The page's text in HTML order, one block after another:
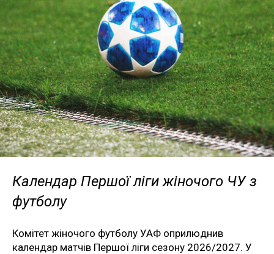
Календар Першої ліги жіночого ЧУ з
футболу
Комітет жіночого футболу УАФ оприлюднив
календар матчів Першої ліги сезону 2026/2027. У